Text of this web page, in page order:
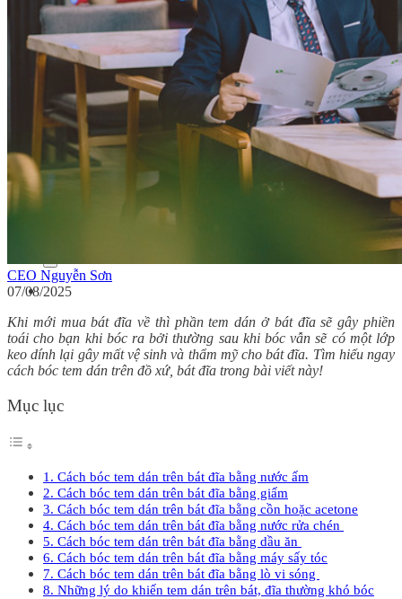
In tem nhãn rượu
In tem bảo hành
Dịch vụ
Ép nhũ
In dập nổi
In dập chìm
Cán màng mờ
Cán màng bóng
Bế thành phẩm
Tin tức
Kiến thức in tem nhãn
Kiến thức in ấn
Tuyển dụng
CEO Nguyễn Sơn
07/08/2025
Khi mới mua bát đĩa về thì phần tem dán ở bát đĩa sẽ gây phiền
toái cho bạn khi bóc ra bởi thường sau khi bóc vẫn sẽ có một lớp
keo dính lại gây mất vệ sinh và thẩm mỹ cho bát đĩa. Tìm hiểu ngay
cách bóc tem dán trên đồ xứ, bát đĩa trong bài viết này!
Mục lục
1. Cách bóc tem dán trên bát đĩa bằng nước ấm
2. Cách bóc tem dán trên bát đĩa bằng giấm
3. Cách bóc tem dán trên bát đĩa bằng cồn hoặc acetone
4. Cách bóc tem dán trên bát đĩa bằng nước rửa chén
5. Cách bóc tem dán trên bát đĩa bằng dầu ăn
6. Cách bóc tem dán trên bát đĩa bằng máy sấy tóc
7. Cách bóc tem dán trên bát đĩa bằng lò vi sóng
8. Những lý do khiến tem dán trên bát, đĩa thường khó bóc